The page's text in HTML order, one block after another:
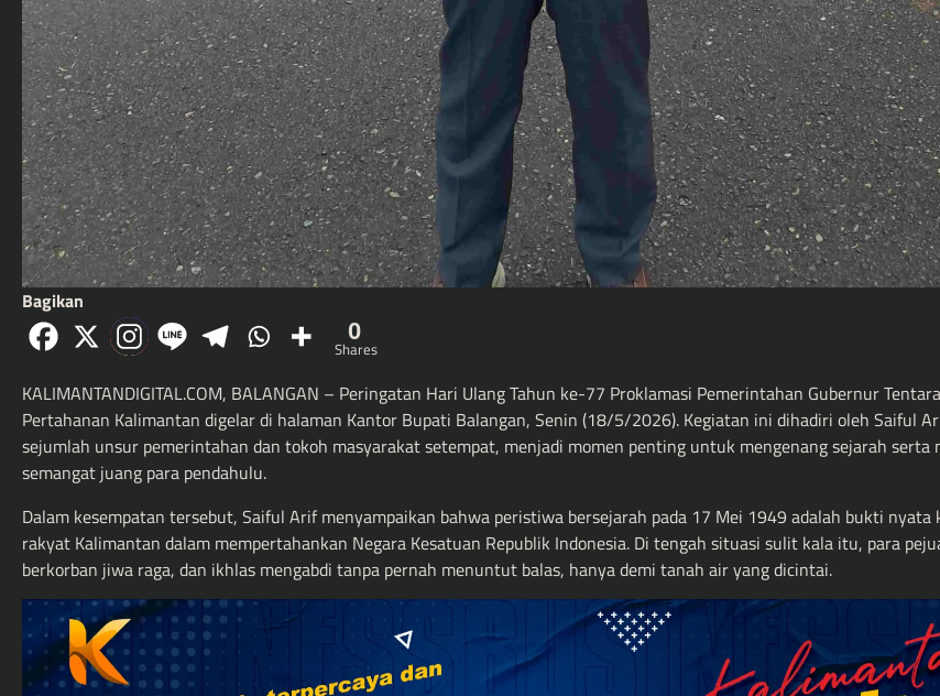
Bagikan
0
Shares
KALIMANTANDIGITAL.COM, BALANGAN – Peringatan Hari Ulang Tahun ke-77 Proklamasi Pemerintahan Gubernur
Pertahanan Kalimantan digelar di halaman Kantor Bupati Balangan, Senin (18/5/2026). Kegiatan ini dihadiri oleh Saiful
sejumlah unsur pemerintahan dan tokoh masyarakat setempat, menjadi momen penting untuk mengenang sejarah serta
semangat juang para pendahulu.
Dalam kesempatan tersebut, Saiful Arif menyampaikan bahwa peristiwa bersejarah pada 17 Mei 1949 adalah bukti nyata
rakyat Kalimantan dalam mempertahankan Negara Kesatuan Republik Indonesia. Di tengah situasi sulit kala itu, para
berkorban jiwa raga, dan ikhlas mengabdi tanpa pernah menuntut balas, hanya demi tanah air yang dicintai.